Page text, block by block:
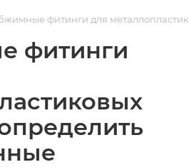
фитинги для
фитинги